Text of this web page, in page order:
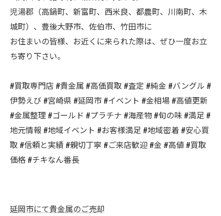
児湯郡（高鍋町、新富町、西米良、都農町、川南町、木
城町）、豊後大野市、佐伯市、竹田市に
お住まいの皆様、お近くに来られた際は、ぜひ一度お立
ち寄り下さい。
#買取専門店 #貴金属 #高価買取 #査定 #純金 #バングル #
伊勢えび #宮崎県 #延岡市 #イベント #金相場 #高値更新
#金属整理 #ゴールド #プラチナ #海産物 #旬の味 #満足 #
地元情報 #地域イベント #お客様満足 #地域密着 #安心買
取 #信頼と実績 #親切丁寧 #ご来店歓迎 #金 #高値 #買取
価格 #チキなん番長
延岡市にて貴金属のご売却